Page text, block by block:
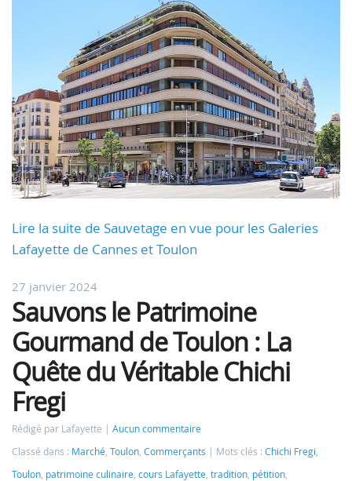
Lire la suite de Sauvetage en vue pour les Galeries
Lafayette de Cannes et Toulon
27 janvier 2024
Sauvons le Patrimoine
Gourmand de Toulon : La
Quête du Véritable Chichi
Fregi
Rédigé par Lafayette
Aucun commentaire
Classé dans : Marché, Toulon, Commerçants Mots clés : Chichi Fregi,
Toulon, patrimoine culinaire, cours Lafayette, tradition, pétition,